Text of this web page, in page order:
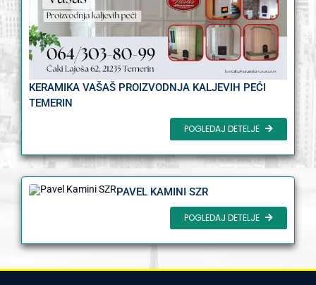
KERAMIKA VAŠAŠ PROIZVODNJA KALJEVIH PEĆI
TEMERIN
POGLEDAJ DETELJE
PAVEL KAMINI SZR
POGLEDAJ DETELJE